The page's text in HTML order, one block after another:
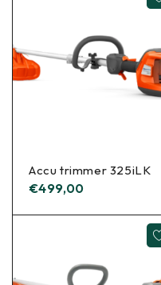
Accu trimmer 325iLK
€499,00